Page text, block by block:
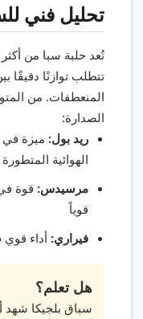
تحليل فني
تتطلب توازنًا دقيقًا
المنعطفات. من
الصدارة:
ريد بول: ميزة في
الهوائية المتطورة
مرسيدس: قوة
قوياً
فيراري: أداء
هل تعلم؟